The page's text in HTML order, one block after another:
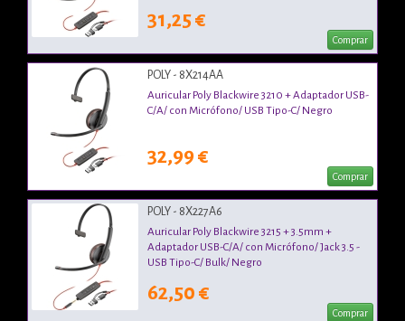
31,25 €
Comprar
POLY - 8X214AA
Auricular Poly Blackwire 3210 + Adaptador USB-
C/A/ con Micrófono/ USB Tipo-C/ Negro
32,99 €
Comprar
POLY - 8X227A6
Auricular Poly Blackwire 3215 + 3.5mm +
Adaptador USB-C/A/ con Micrófono/ Jack 3.5 -
USB Tipo-C/ Bulk/ Negro
62,50 €
Comprar